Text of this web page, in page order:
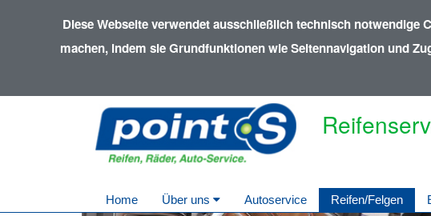
Diese Webseite verwendet ausschließlich technisch notwendige
machen, indem sie Grundfunktionen wie Seitennavigation und
Home Über uns Autoservice Reifen/Felgen